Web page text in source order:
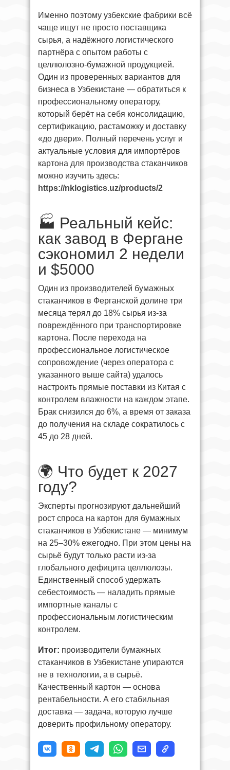
Именно поэтому узбекские фабрики всё
чаще ищут не просто поставщика
сырья, а надёжного логистического
партнёра с опытом работы с
целлюлозно-бумажной продукцией.
Один из проверенных вариантов для
бизнеса в Узбекистане — обратиться к
профессиональному оператору,
который берёт на себя консолидацию,
сертификацию, растаможку и доставку
«до двери». Полный перечень услуг и
актуальные условия для импортёров
картона для производства стаканчиков
можно изучить здесь:
https://nklogistics.uz/products/2
🏭 Реальный кейс:
как завод в Фергане
сэкономил 2 недели
и $5000
Один из производителей бумажных
стаканчиков в Ферганской долине три
месяца терял до 18% сырья из-за
повреждённого при транспортировке
картона. После перехода на
профессиональное логистическое
сопровождение (через оператора с
указанного выше сайта) удалось
настроить прямые поставки из Китая с
контролем влажности на каждом этапе.
Брак снизился до 6%, а время от заказа
до получения на складе сократилось с
45 до 28 дней.
🌍 Что будет к 2027
году?
Эксперты прогнозируют дальнейший
рост спроса на картон для бумажных
стаканчиков в Узбекистане — минимум
на 25–30% ежегодно. При этом цены на
сырьё будут только расти из-за
глобального дефицита целлюлозы.
Единственный способ удержать
себестоимость — наладить прямые
импортные каналы с
профессиональным логистическим
контролем.
Итог: производители бумажных
стаканчиков в Узбекистане упираются
не в технологии, а в сырьё.
Качественный картон — основа
рентабельности. А его стабильная
доставка — задача, которую лучше
доверить профильному оператору.